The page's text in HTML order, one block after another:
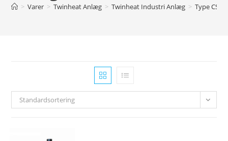
> Varer > Twinheat Anlæg > Twinheat Industri Anlæg > Type CS
Standardsortering